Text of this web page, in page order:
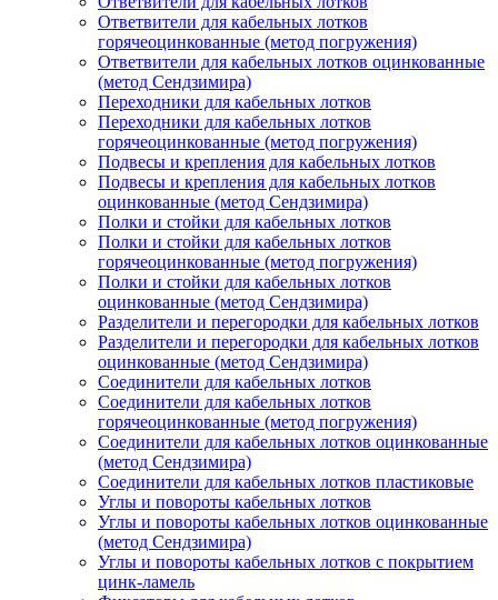
Ответвители для кабельных лотков
горячеоцинкованные (метод погружения)
Ответвители для кабельных лотков оцинкованные
(метод Сендзимира)
Переходники для кабельных лотков
Переходники для кабельных лотков
горячеоцинкованные (метод погружения)
Подвесы и крепления для кабельных лотков
Подвесы и крепления для кабельных лотков
оцинкованные (метод Сендзимира)
Полки и стойки для кабельных лотков
Полки и стойки для кабельных лотков
горячеоцинкованные (метод погружения)
Полки и стойки для кабельных лотков
оцинкованные (метод Сендзимира)
Разделители и перегородки для кабельных лотков
Разделители и перегородки для кабельных лотков
оцинкованные (метод Сендзимира)
Соединители для кабельных лотков
Соединители для кабельных лотков
горячеоцинкованные (метод погружения)
Соединители для кабельных лотков оцинкованные
(метод Сендзимира)
Соединители для кабельных лотков пластиковые
Углы и повороты кабельных лотков
Углы и повороты кабельных лотков оцинкованные
(метод Сендзимира)
Углы и повороты кабельных лотков с покрытием
цинк-ламель